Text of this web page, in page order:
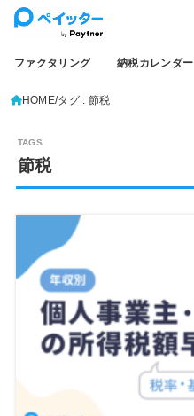
ファクタリング 納税カレンダー
HOME タグ : 節税
節税